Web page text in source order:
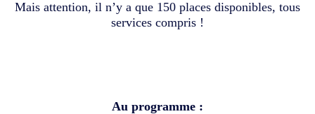
Mais attention, il n’y a que 150 places disponibles, tous
services compris !
Au programme :